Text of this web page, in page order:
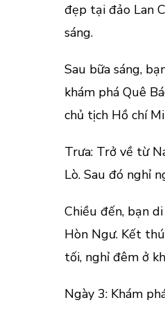
đẹp tại đảo Lan
sáng.
Sau bữa sáng,
khám phá Quê
chủ tịch Hồ chí
Trưa: Trở về từ
Lò. Sau đó nghỉ
Chiều đến, bạn
Hòn Ngư. Kết
tối, nghỉ đêm ở
Ngày 3: Khám